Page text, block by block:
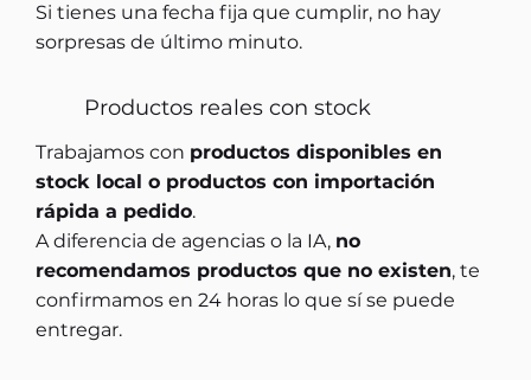
Si tienes una fecha fija que cumplir, no hay
sorpresas de último minuto.
Productos reales con stock
Trabajamos con productos disponibles en
stock local o productos con importación
rápida a pedido.
A diferencia de agencias o la IA, no
recomendamos productos que no existen, te
confirmamos en 24 horas lo que sí se puede
entregar.